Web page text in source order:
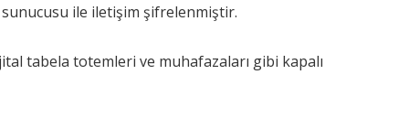
sunucusu ile iletişim şifrelenmiştir.
tabela totemleri ve muhafazaları gibi kapalı